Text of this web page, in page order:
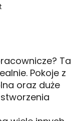
Ta
Pokoje z
oraz duże